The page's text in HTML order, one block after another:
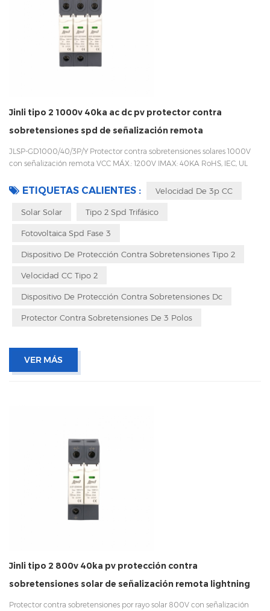
Jinli tipo 2 1000v 40ka ac dc pv protector contra
sobretensiones spd de señalización remota
JLSP-GD1000/40/3P/Y Protector contra sobretensiones solares 1000V
con señalización remota VCC MÁX.: 1200V IMAX: 40KA RoHS, IEC, UL
Embalaje con caja interior para evitar vibraciones durante el transporte
ETIQUETAS CALIENTES : Velocidad De 3p CC
Solar Solar Tipo 2 Spd Trifásico
Fotovoltaica Spd Fase 3
Dispositivo De Protección Contra Sobretensiones Tipo 2
Velocidad CC Tipo 2
Dispositivo De Protección Contra Sobretensiones Dc
Protector Contra Sobretensiones De 3 Polos
VER MÁS
Jinli tipo 2 800v 40ka pv protección contra
sobretensiones solar de señalización remota lightning
spd
Protector contra sobretensiones por rayo solar 800V con señalización